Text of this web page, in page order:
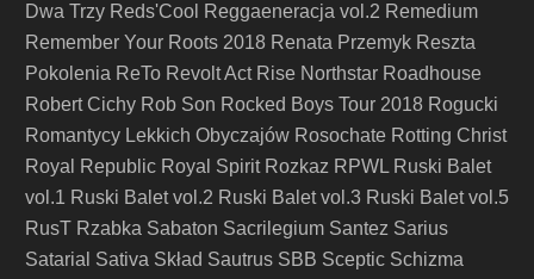
Dwa Trzy Reds'Cool Reggaeneracja vol.2 Remedium
Remember Your Roots 2018 Renata Przemyk Reszta
Pokolenia ReTo Revolt Act Rise Northstar Roadhouse
Robert Cichy Rob Son Rocked Boys Tour 2018 Rogucki
Romantycy Lekkich Obyczajów Rosochate Rotting Christ
Royal Republic Royal Spirit Rozkaz RPWL Ruski Balet
vol.1 Ruski Balet vol.2 Ruski Balet vol.3 Ruski Balet vol.5
RusT Rzabka Sabaton Sacrilegium Santez Sarius
Satarial Sativa Skład Sautrus SBB Sceptic Schizma